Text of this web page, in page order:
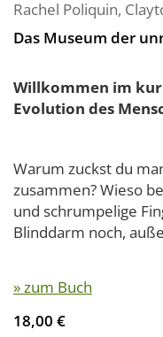
Rachel Poliquin,
Das Museum der
Willkommen im
Evolution des
Warum zuckst du
zusammen? Wieso
und schrumpelige
Blinddarm noch,
» zum Buch
18,00 €